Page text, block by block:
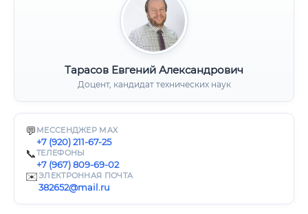
Тарасов Евгений Александрович
Доцент, кандидат технических наук
💬 МЕССЕНДЖЕР MAX
+7 (920) 211-67-25
📞ТЕЛЕФОНЫ
+7 (967) 809-69-02
✉️ЭЛЕКТРОННАЯ ПОЧТА
382652@mail.ru